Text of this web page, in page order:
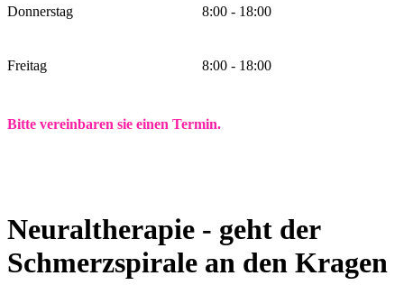
Donnerstag 8:00 - 18:00
Freitag 8:00 - 18:00
Bitte vereinbaren sie einen Termin.
Neuraltherapie - geht der
Schmerzspirale an den Kragen